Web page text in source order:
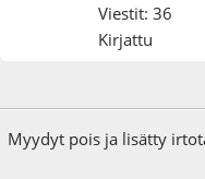
Viestit: 36
Kirjattu
Myydyt pois ja lisätty